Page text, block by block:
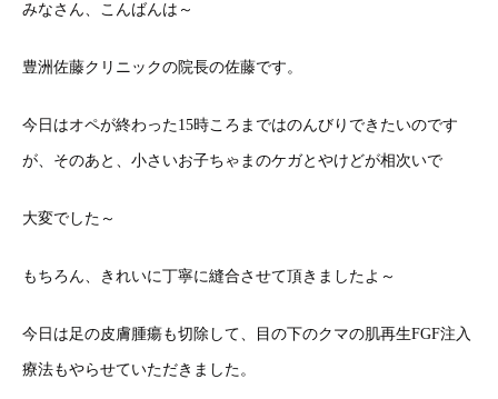
みなさん、こんばんは～
豊洲佐藤クリニックの院長の佐藤です。
今日はオペが終わった15時ころまではのんびりできたいのです
が、そのあと、小さいお子ちゃまのケガとやけどが相次いで
大変でした～
もちろん、きれいに丁寧に縫合させて頂きましたよ～
今日は足の皮膚腫瘍も切除して、目の下のクマの肌再生FGF注入
療法もやらせていただきました。